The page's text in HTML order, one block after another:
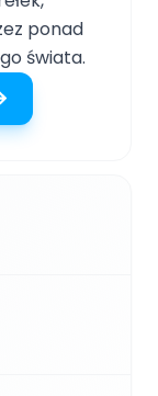
ponad
świata.